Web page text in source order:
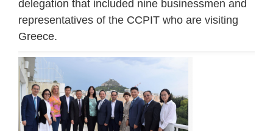
delegation that included nine businessmen and
representatives of the CCPIT who are visiting
Greece.